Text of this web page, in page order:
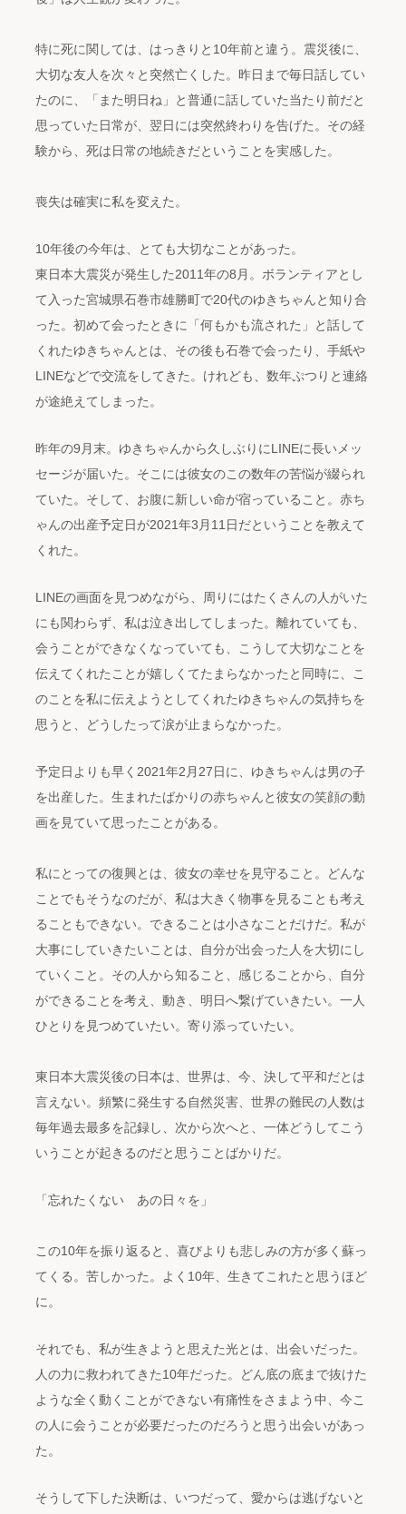
特に死に関しては、はっきりと10年前と違う。震災後に、
大切な友人を次々と突然亡くした。昨日まで毎日話してい
たのに、「また明日ね」と普通に話していた当たり前だと
思っていた日常が、翌日には突然終わりを告げた。その経
験から、死は日常の地続きだということを実感した。
喪失は確実に私を変えた。
10年後の今年は、とても大切なことがあった。
東日本大震災が発生した2011年の8月。ボランティアとし
て入った宮城県石巻市雄勝町で20代のゆきちゃんと知り合
った。初めて会ったときに「何もかも流された」と話して
くれたゆきちゃんとは、その後も石巻で会ったり、手紙や
LINEなどで交流をしてきた。けれども、数年ぷつりと連絡
が途絶えてしまった。
昨年の9月末。ゆきちゃんから久しぶりにLINEに長いメッ
セージが届いた。そこには彼女のこの数年の苦悩が綴られ
ていた。そして、お腹に新しい命が宿っていること。赤ち
ゃんの出産予定日が2021年3月11日だということを教えて
くれた。
LINEの画面を見つめながら、周りにはたくさんの人がいた
にも関わらず、私は泣き出してしまった。離れていても、
会うことができなくなっていても、こうして大切なことを
伝えてくれたことが嬉しくてたまらなかったと同時に、こ
のことを私に伝えようとしてくれたゆきちゃんの気持ちを
思うと、どうしたって涙が止まらなかった。
予定日よりも早く2021年2月27日に、ゆきちゃんは男の子
を出産した。生まれたばかりの赤ちゃんと彼女の笑顔の動
画を見ていて思ったことがある。
私にとっての復興とは、彼女の幸せを見守ること。どんな
ことでもそうなのだが、私は大きく物事を見ることも考え
ることもできない。できることは小さなことだけだ。私が
大事にしていきたいことは、自分が出会った人を大切にし
ていくこと。その人から知ること、感じることから、自分
ができることを考え、動き、明日へ繋げていきたい。一人
ひとりを見つめていたい。寄り添っていたい。
東日本大震災後の日本は、世界は、今、決して平和だとは
言えない。頻繁に発生する自然災害、世界の難民の人数は
毎年過去最多を記録し、次から次へと、一体どうしてこう
いうことが起きるのだと思うことばかりだ。
「忘れたくない あの日々を」
この10年を振り返ると、喜びよりも悲しみの方が多く蘇っ
てくる。苦しかった。よく10年、生きてこれたと思うほど
に。
それでも、私が生きようと思えた光とは、出会いだった。
人の力に救われてきた10年だった。どん底の底まで抜けた
ような全く動くことができない有痛性をさまよう中、今こ
の人に会うことが必要だったのだろうと思う出会いがあっ
た。
そうして下した決断は、いつだって、愛からは逃げないと